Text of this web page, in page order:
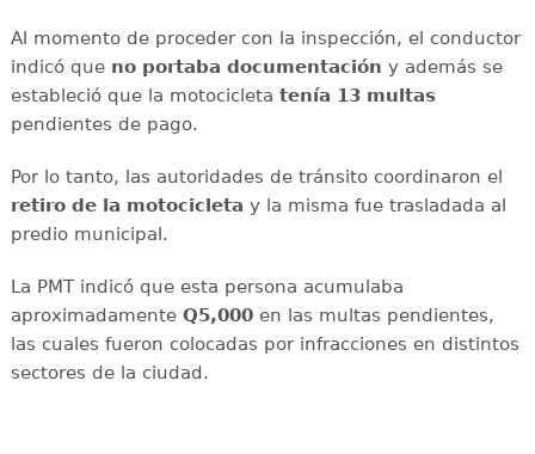
Al momento de proceder con la inspección, el conductor
indicó que no portaba documentación y además se
estableció que la motocicleta tenía 13 multas
pendientes de pago.
Por lo tanto, las autoridades de tránsito coordinaron el
retiro de la motocicleta y la misma fue trasladada al
predio municipal.
La PMT indicó que esta persona acumulaba
aproximadamente Q5,000en las multas pendientes,
las cuales fueron colocadas por infracciones en distintos
sectores de la ciudad.